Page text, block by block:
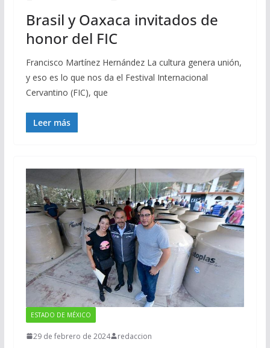
Brasil y Oaxaca invitados de
honor del FIC
Francisco Martínez Hernández La cultura genera unión,
y eso es lo que nos da el Festival Internacional
Cervantino (FIC), que
Leer más
ESTADO DE MÉXICO
29 de febrero de 2024 redaccion